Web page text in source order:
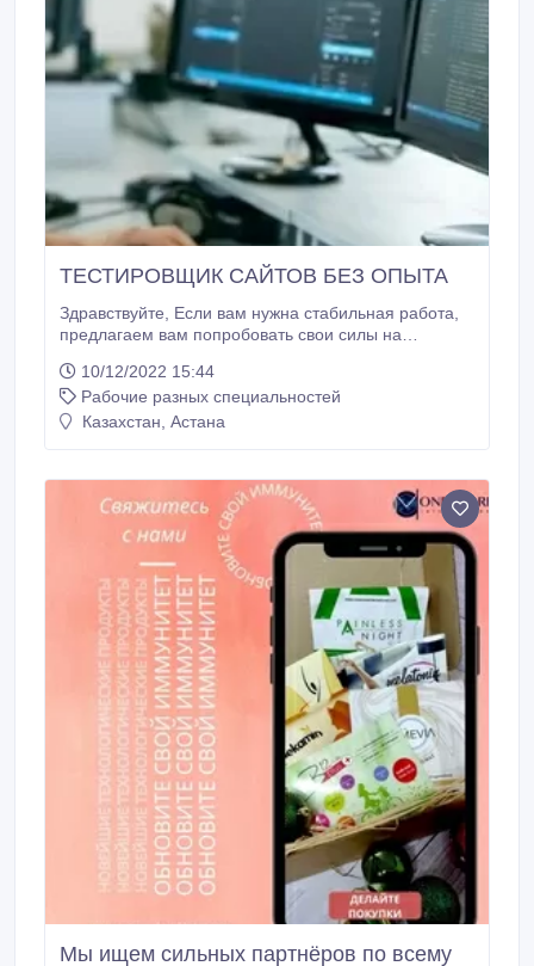
ТЕСТИРОВЩИК САЙТОВ БЕЗ ОПЫТА
Здравствуйте, Если вам нужна стабильная работа,
предлагаем вам попробовать свои силы на
полную ставку, так и на пол ставки. Всему обучаем.
Работаете удаленно, график гибкий, работаете из
любого места. Условия: график гибкий, зарплата
10/12/2022 15:44
Рабочие разных специальностей
Казахстан, Астана
Мы ищем сильных партнёров по всему